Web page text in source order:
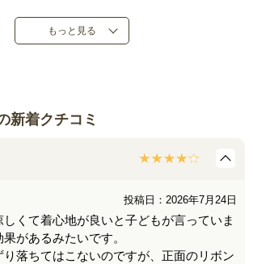
グラデシュ製
多少異なります。
もっと見る
新着クチコミ
投稿日：2026年7月24日
くて着心地が良いと子どもが言っていま
があるみたいです。
り落ちてはこないのですが、正面のリボン